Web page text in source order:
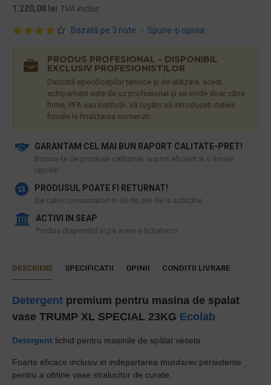
Bazată pe 3 note. - Spune-ţi opinia
1.220,08 lei TVA inclus
GARANTAM CEL MAI BUN RAPORT CALITATE-PRET!
​Bucura-te de produse calitative, suport eficient si o livrare
rapida!
PRODUSUL POATE FI RETURNAT!
De catre consumatori in 30 de zile de la achizitie
ACTIVI IN SEAP
Produs disponibil si pe www.e-licitatie.ro
PRODUS PROFESIONAL – DISPONIBIL
EXCLUSIV PROFESIONISTILOR
Datorită specificațiilor tehnice și de utilizare, acest
echipament este de uz profesional și se vinde doar către
firme, PFA sau instituții. Vă rugăm să introduceți datele
fiscale la finalizarea comenzii.
DESCRIERE SPECIFICATII OPINII CONDITII LIVRARE
Detergent premium pentru masina de spalat
vase TRUMP XL SPECIAL 23KG Ecolab
Detergent lichid pentru mașinile de spălat vesela.
Foarte eficace inclusiv in indepartarea murdariei persistente
pentru a obtine vase stralucitor de curate.